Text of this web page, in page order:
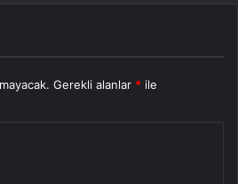
Gerekli alanlar * ile